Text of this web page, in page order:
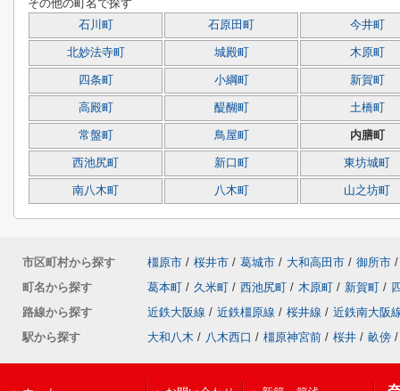
その他の町名で探す
石川町 石原田町 今井町
北妙法寺町 城殿町 木原町
四条町 小綱町 新賀町
高殿町 醍醐町 土橋町
常盤町 鳥屋町 内膳町
西池尻町 新口町 東坊城町
南八木町 八木町 山之坊町
市区町村から探す 橿原市 / 桜井市 / 葛城市 / 大和高田市 / 御所市 /
町名から探す
葛本町 / 久米町 / 西池尻町 / 木原町 / 新賀町 /
路線から探す
近鉄大阪線 / 近鉄橿原線 / 桜井線 / 近鉄南大阪
駅から探す
大和八木 / 八木西口 / 橿原神宮前 / 桜井 / 畝傍 /